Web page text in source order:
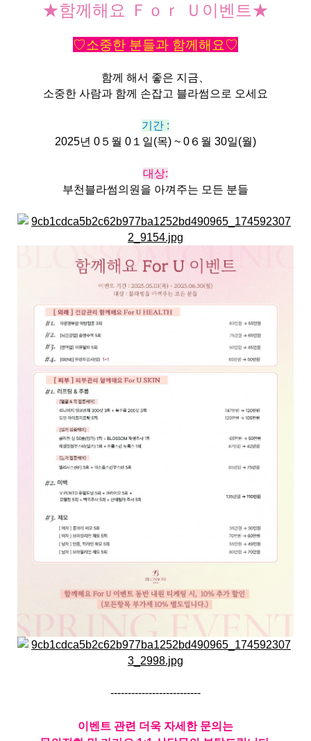
★함께해요 Ｆｏｒ Ｕ이벤트★
♡소중한 분들과 함께해요♡
함께 해서 좋은 지금、
소중한 사람과 함께 손잡고 블라썸으로 오세요
기간 :
2025년 0５월 0１일(목) ~ 0６월 30일(월)
대상:
부천블라썸의원을 아껴주는 모든 분들
--------------------------
이벤트 관련 더욱 자세한 문의는